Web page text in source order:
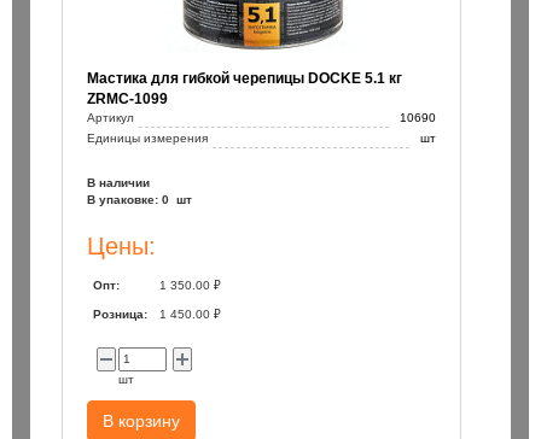
Мастика для гибкой черепицы DOCKE 5.1 кг
ZRMC-1099
Артикул
10690
Единицы измерения
шт
В наличии
В упаковке: 0 шт
Цены:
Опт: 1 350.00 ₽
Розница: 1 450.00 ₽
шт
В корзину